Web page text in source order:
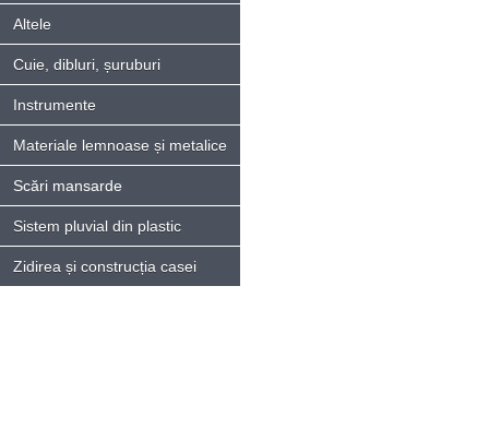
Altele
Cuie, dibluri, șuruburi
Instrumente
Materiale lemnoase și metalice
Scări mansarde
Sistem pluvial din plastic
Zidirea și construcția casei